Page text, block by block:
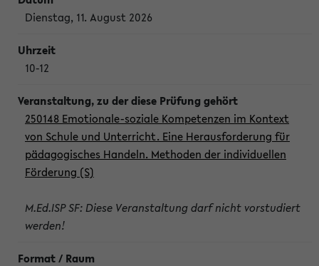
Dienstag, 11. August 2026
10-12
250148 Emotionale-soziale Kompetenzen im Kontext
von Schule und Unterricht. Eine Herausforderung für
pädagogisches Handeln. Methoden der individuellen
Förderung (S)
M.Ed.ISP SF: Diese Veranstaltung darf nicht vorstudiert
werden!